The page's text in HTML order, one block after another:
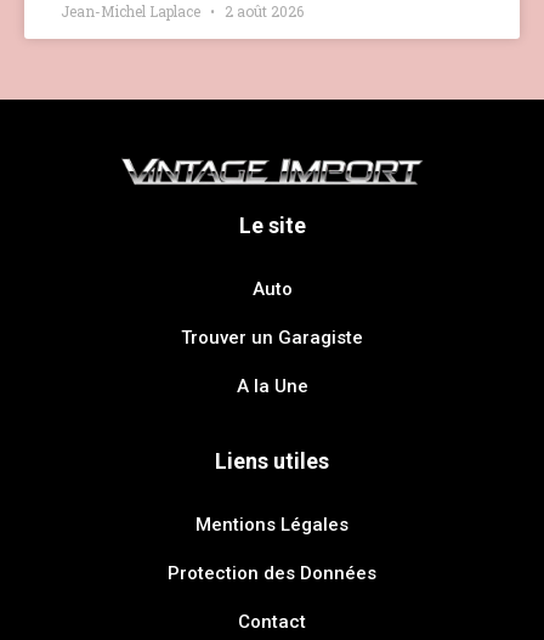
Jean-Michel Laplace 2 août 2026
Le site
Auto
Trouver un Garagiste
A la Une
Liens utiles
Mentions Légales
Protection des Données
Contact